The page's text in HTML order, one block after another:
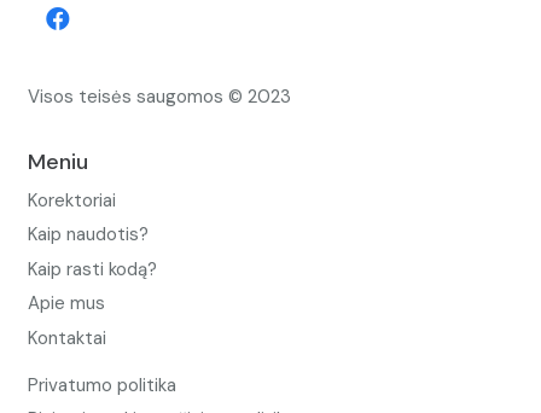
Visos teisės saugomos © 2023
Meniu
Korektoriai
Kaip naudotis?
Kaip rasti kodą?
Apie mus
Kontaktai
Privatumo politika